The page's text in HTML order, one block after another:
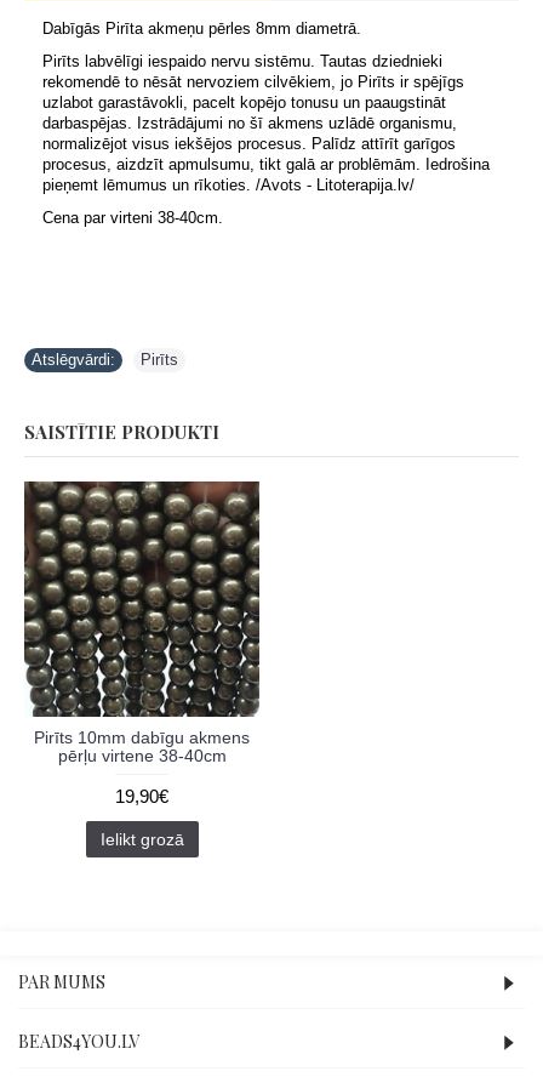
Dabīgās Pirīta akmeņu pērles 8mm diametrā.
Pirīts labvēlīgi iespaido nervu sistēmu. Tautas dziednieki
rekomendē to nēsāt nervoziem cilvēkiem, jo Pirīts ir spējīgs
uzlabot garastāvokli, pacelt kopējo tonusu un paaugstināt
darbaspējas. Izstrādājumi no šī akmens uzlādē organismu,
normalizējot visus iekšējos procesus. Palīdz attīrīt garīgos
procesus, aizdzīt apmulsumu, tikt galā ar problēmām. Iedrošina
pieņemt lēmumus un rīkoties. /Avots - Litoterapija.lv/
Cena par virteni 38-40cm.
Atslēgvārdi: Pirīts
SAISTĪTIE PRODUKTI
Pirīts 10mm dabīgu akmens
pērļu virtene 38-40cm
19,90€
Ielikt grozā
PAR MUMS
BEADS4YOU.LV